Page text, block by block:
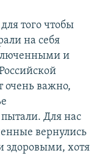
того чтобы
на себя
и
очень важно,
Для нас
вернулись
здоровыми, хотя